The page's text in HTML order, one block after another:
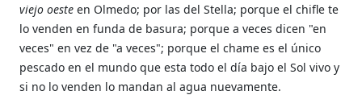
viejo oesteen Olmedo; por las del Stella; porque el chifle te
lo venden en funda de basura; porque a veces dicen "en
veces" en vez de "a veces"; porque el chame es el único
pescado en el mundo que esta todo el día bajo el Sol vivo y
si no lo venden lo mandan al agua nuevamente.